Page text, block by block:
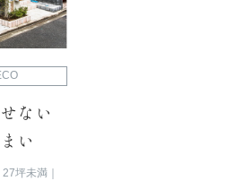
ない
い
27坪未満